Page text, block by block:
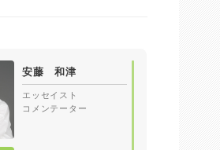
安藤 和津
エッセイスト
コメンテーター